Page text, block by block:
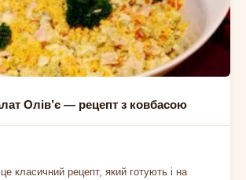
Олів’є — рецепт з ковбасою
класичний рецепт, який готують і на